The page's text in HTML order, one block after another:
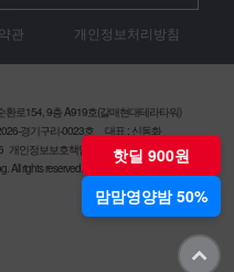
관 개인정보처리방침
환로154, 9층 A919호(갈매현대테라타워)
경기구리-0023호
대표 : 신동화
개인정보보호책임자 : 정원석
All rights reserved.
핫딜 900원
맘맘영양밤 50%